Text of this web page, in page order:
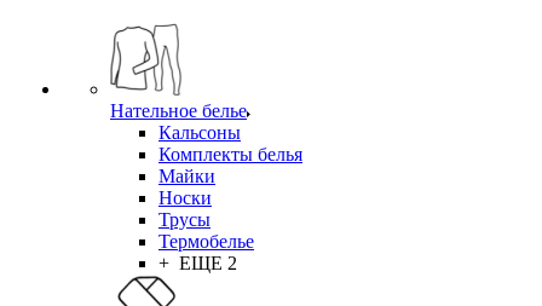
Нательное белье
Кальсоны
Комплекты белья
Майки
Носки
Трусы
Термобелье
+ ЕЩЕ 2